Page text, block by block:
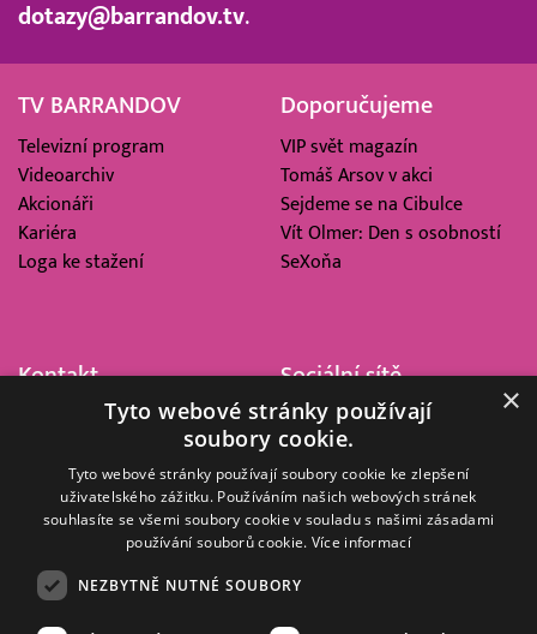
dotazy@barrandov.tv.
TV BARRANDOV
Televizní program
Videoarchiv
Akcionáři
Kariéra
Loga ke stažení
Doporučujeme
VIP svět magazín
Tomáš Arsov v akci
Sejdeme se na Cibulce
Vít Olmer: Den s osobností
SeXoňa
Kontakt
Barrandov Televizní Studio,
Kříženeckého nám. 322
152 00 Praha 5
IČ 416 93 311
Sociální sítě
×
Tyto webové stránky používají
soubory cookie.
Tyto webové stránky používají soubory cookie ke zlepšení
uživatelského zážitku. Používáním našich webových stránek
souhlasíte se všemi soubory cookie v souladu s našimi zásadami
používání souborů cookie. Více informací
NEZBYTNĚ NUTNÉ SOUBORY